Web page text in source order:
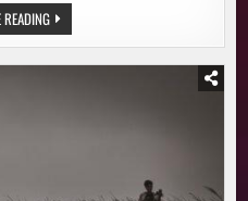
EIN
SOMMER-
STREAMING-
MÄRCHEN: